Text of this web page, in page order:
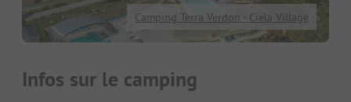
Camping Terra Verdon - Ciela Village
Infos sur le camping